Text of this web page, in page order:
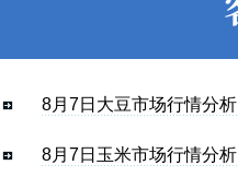
8月7日大豆市场行情分析
8月7日玉米市场行情分析